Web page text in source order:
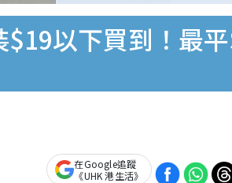
$19以下買到！最
在Google追蹤
《UHK 港生活》